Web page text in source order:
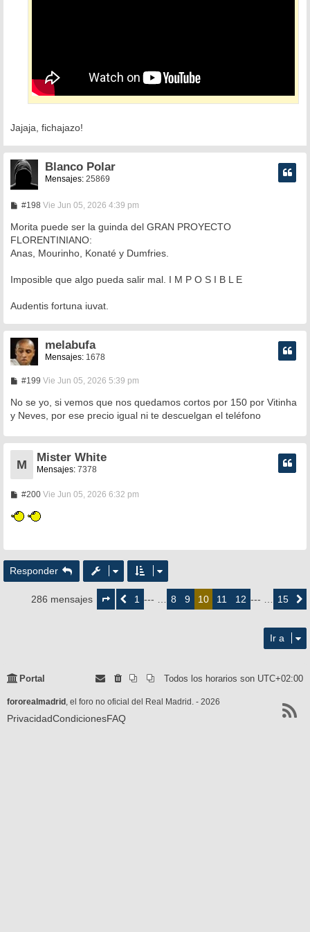
Jajaja, fichajazo!
Blanco Polar
Mensajes: 25869
#198M
n
s
a
j
Vie Jun 05, 2026 4:39 pm
Morita puede ser la guinda del GRAN PROYECTO
FLORENTINIANO:
Anas, Mourinho, Konaté y Dumfries.
Imposible que algo pueda salir mal. I M P O S I B L E
Audentis fortuna iuvat.
melabufa
Mensajes: 1678
#199M
n
s
a
e
Vie Jun 05, 2026 5:39 pm
No se yo, si vemos que nos quedamos cortos por 150 por Vitinha
y Neves, por ese precio igual ni te descuelgan el teléfono
M
Mister White
Mensajes: 7378
#200M
n
e
Vie Jun 05, 2026 6:32 pm
Responder
286 mensajes
Página
10
deAnterior
1 --- … 8 9 10 11 12 --- … 15
Ir a
Portal Todos los horarios son UTC+02:00
fororealmadrid , el foro no oficial del Real Madrid. - 2026
PrivacidadCondicionesFAQ